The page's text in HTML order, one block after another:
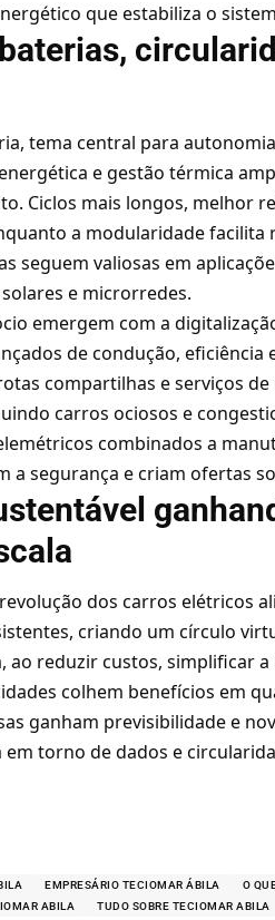
que estabiliza o
tema central para
e gestão térmica
Ciclos mais longos, melhor
a modularidade facilita
seguem valiosas em
e microrredes.
emergem com a
de condução,
compartilhas e serviços
carros ociosos e
combinados a
a segurança e criam ofertas
dos carros elétricos
criando um círculo
ao reduzir custos, simplificar
colhem benefícios em
ganham previsibilidade e
torno de dados e
EMPRESÁRIO TECIOMAR ÁBILA
O
ABILA TUDO SOBRE TECIOMAR ABILA